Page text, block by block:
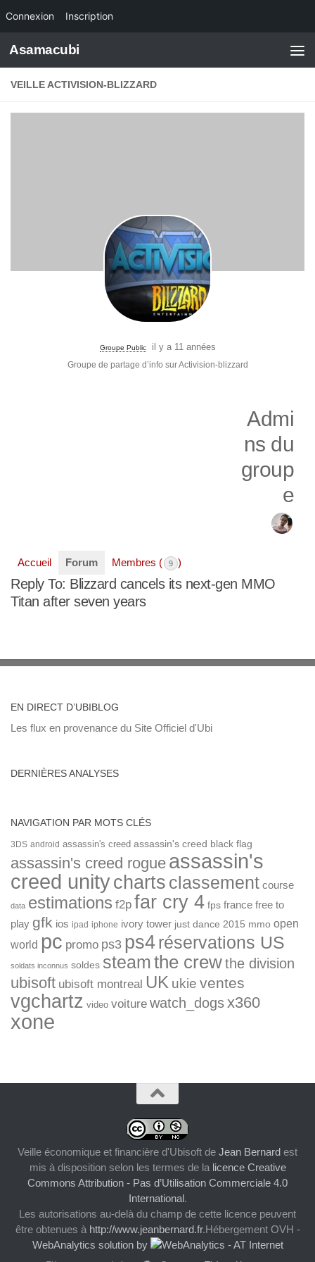
Connexion Inscription
Skip to content
Asamacubi
VEILLE ACTIVISION-BLIZZARD
Groupe Public il y a 11 années
Groupe de partage d’info sur Activision-blizzard
Admi
ns du
group
e
Accueil Forum Membres ( 9 )
Reply To: Blizzard cancels its next-gen MMO
Titan after seven years
EN DIRECT D’UBIBLOG
Les flux en provenance du Site Officiel d'Ubi
DERNIÈRES ANALYSES
NAVIGATION PAR MOTS CLÉS
3DS android assassin's creed assassin's creed black flag
assassin's creed rogue assassin's
creed unitycharts classement course
data estimations f2p far cry 4 fps france free to
play gfk ios ipad iphone ivory tower just dance 2015 mmo open
world pc promo ps3 ps4réservations US
soldats inconnus soldes steamthe crewthe division
ubisoft ubisoft montreal UK ukie ventes
vgchartz video voiture watch_dogsx360
xone
Veille économique et financière d'Ubisoft de Jean Bernard est
mis à disposition selon les termes de la licence Creative
Commons Attribution - Pas d’Utilisation Commerciale 4.0
International.
Les autorisations au-delà du champ de cette licence peuvent
être obtenues à http://www.jeanbernard.fr.Hébergement OVH -
WebAnalytics solution by